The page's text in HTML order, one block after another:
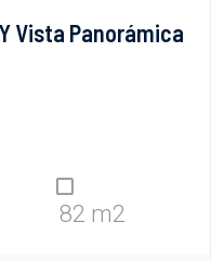
Vista Panorámica
82 m2